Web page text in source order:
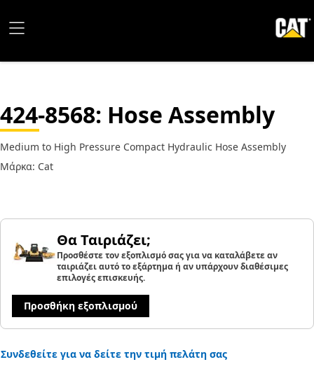
424-8568: Hose Assembly
Medium to High Pressure Compact Hydraulic Hose Assembly
Μάρκα: Cat
Θα Ταιριάζει;
Προσθέστε τον εξοπλισμό σας για να καταλάβετε αν
ταιριάζει αυτό το εξάρτημα ή αν υπάρχουν διαθέσιμες
επιλογές επισκευής.
Προσθήκη εξοπλισμού
Συνδεθείτε για να δείτε την τιμή πελάτη σας